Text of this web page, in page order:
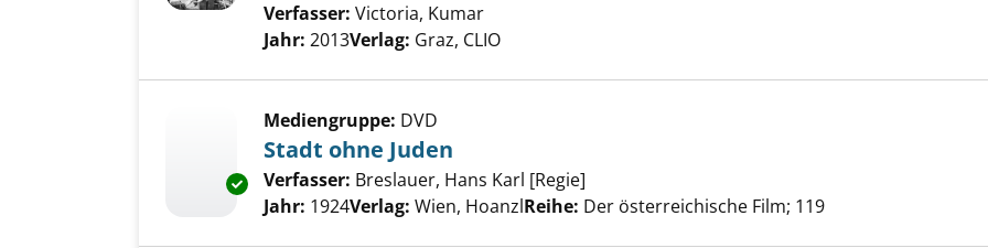
Verfasser: Victoria, Kumar
Jahr: 2013Verlag: Graz, CLIO
Exemplar-Details von Stadt ohne Juden anzeigen
Mediengruppe: DVD
Stadt ohne Juden
Verfasser: Breslauer, Hans Karl [Regie]
Jahr: 1924Verlag: Wien, HoanzlReihe: Der österreichische Film; 119